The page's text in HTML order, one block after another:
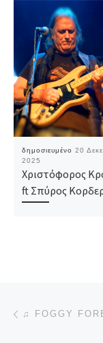
δημοσιευμένο 20
2025
Χριστόφορος
ft Σπύρος
Πλοήγηση
♫ FOGGY